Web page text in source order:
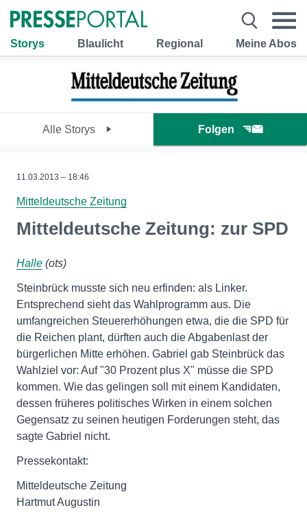
Storys Blaulicht Regional Meine Abos
Alle Storys Folgen
11.03.2013 – 18:46
Mitteldeutsche Zeitung
Mitteldeutsche Zeitung: zur SPD
Halle (ots)
Steinbrück musste sich neu erfinden: als Linker.
Entsprechend sieht das Wahlprogramm aus. Die
umfangreichen Steuererhöhungen etwa, die die SPD für
die Reichen plant, dürften auch die Abgabenlast der
bürgerlichen Mitte erhöhen. Gabriel gab Steinbrück das
Wahlziel vor: Auf "30 Prozent plus X" müsse die SPD
kommen. Wie das gelingen soll mit einem Kandidaten,
dessen früheres politisches Wirken in einem solchen
Gegensatz zu seinen heutigen Forderungen steht, das
sagte Gabriel nicht.
Pressekontakt:
Mitteldeutsche Zeitung
Hartmut Augustin